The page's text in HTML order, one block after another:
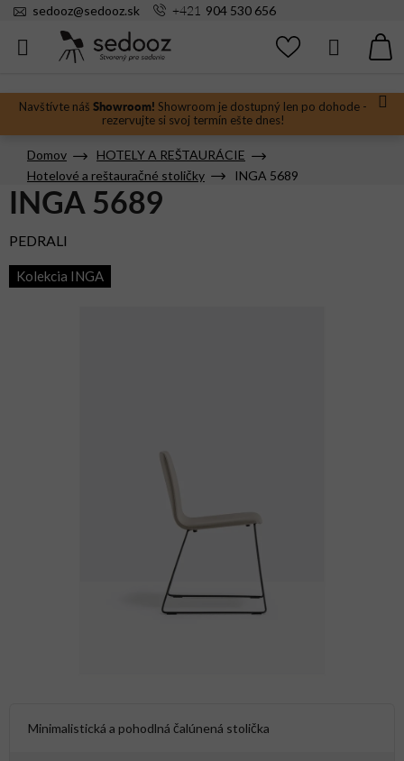
Prejsť
Navštívte náš Showroom! Showroom je dostupný len po dohode -
rezervujte si svoj termín ešte dnes!
sedooz@sedooz.sk +421 904 530 656
Hľadať
Domov
HOTELY A REŠTAURÁCIE
Hotelové a reštauračné stoličky
INGA 5689
Minimalistická a pohodlná čalúnená stolička
INGA 5689
PEDRALI
Kolekcia INGA